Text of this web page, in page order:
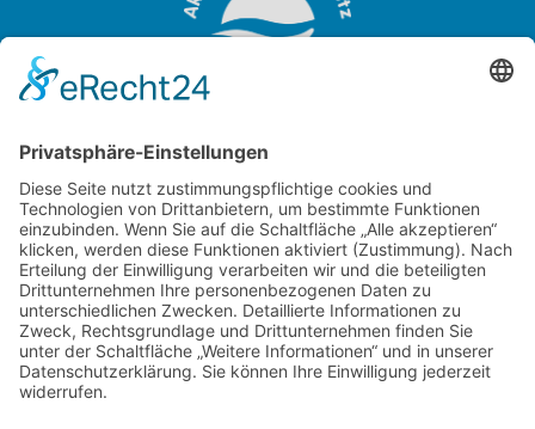
OTTER-ZENTRUM
29386 Hankensbüttel
Niedersachsen
Tel.:+49 (0) 5832 / 98 08 0
Aktion Fischotterschutz